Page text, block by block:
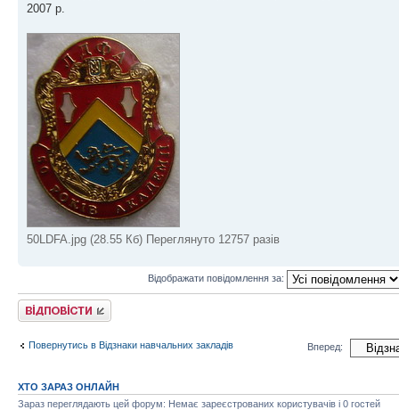
2007 р.
50LDFA.jpg (28.55 Кб) Переглянуто 12757 разів
Відображати повідомлення за:
Відповісти
Повернутись в Відзнаки навчальних закладів Вперед:
ХТО ЗАРАЗ ОНЛАЙН
Зараз переглядають цей форум: Немає зареєстрованих користувачів і 0 гостей